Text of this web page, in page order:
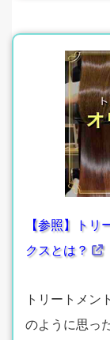
【参照】トリ
クスとは？
トリートメン
のように思っ